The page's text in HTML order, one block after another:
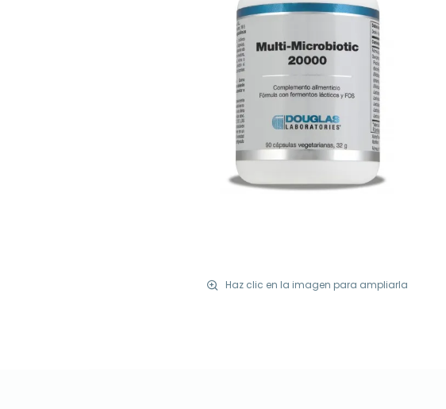
Haz clic en la imagen para ampliarla